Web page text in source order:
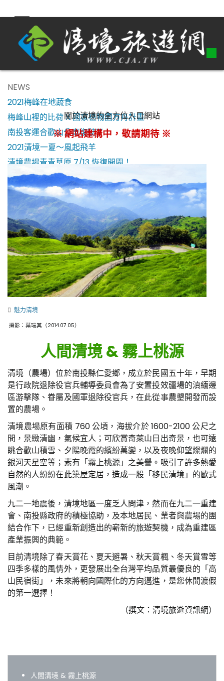
NEWS
2021梅峰在地蔬食
梅峰山裡的比荷 X 國家植物園方舟計畫
南投客運合歡山公車復駛了！
2021清境一夏～風起飛羊
清境農場青青草原 7/13 恢復開園！
關於清境的全方位入口網站
※ 網站建構中，敬請期待 ※
魅力清境
攝影：葉瑞其（2014.07.05）
人間清境 & 霧上桃源
清境（農場）位於南投縣仁愛鄉，成立於民國五十年，早期
是行政院退除役官兵輔導委員會為了安置投效疆場的滇緬邊
區游擊隊、眷屬及國軍退除役官兵，在此從事農墾開發而設
置的農場。
清境農場原有面積 760 公頃，海拔介於 1600-2100 公尺之
間，景緻清幽，氣候宜人；可欣賞奇萊山日出奇景，也可遠
眺合歡山積雪、夕陽晚霞的繽紛萬變，以及夜晚仰望燦爛的
銀河天星空等；素有「霧上桃源」之美譽。吸引了許多熱愛
自然的人紛紛在此築屋定居，造成一股「移民清境」的歐式
風潮。
九二一地震後，清境地區一度乏人問津，然而在九二一重建
會、南投縣政府的積極協助，及本地居民、業者與農場的團
結合作下，已經重新創造出的嶄新的旅遊契機，成為重建區
產業振興的典範。
目前清境除了春天賞花、夏天避暑、秋天賞楓、冬天賞雪等
四季多樣的風情外，更發展出全台灣平均品質最優良的「高
山民宿街」，未來將朝向國際化的方向邁進，是您休閒渡假
的第一選擇！
（撰文：清境旅遊資訊網）
人間清境 & 霧上桃源